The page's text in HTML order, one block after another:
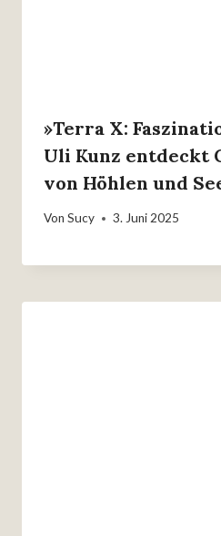
»Terra X:
Uli Kunz entdeckt
von Höhlen und
Von Sucy 3. Juni 2025